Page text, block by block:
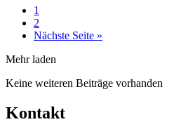
1
2
Nächste Seite »
Mehr laden
Keine weiteren Beiträge vorhanden
Kontakt